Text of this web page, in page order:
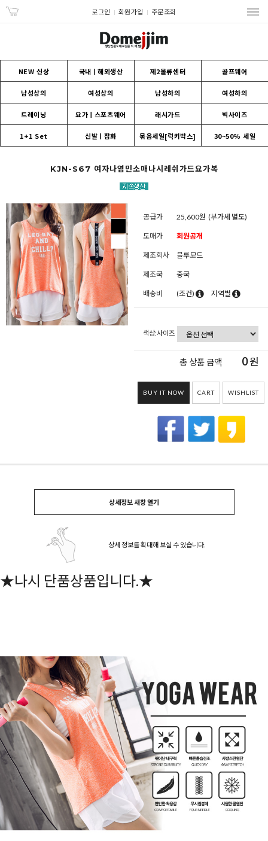
로그인 회원가입 주문조회
NEW 신상 국내ㅣ해외생산 제2물류센터 골프웨어
남성상의 여성상의 남성하의 여성하의
트레이닝 요가ㅣ스포츠웨어 래시가드 빅사이즈
1+1 Set 신발ㅣ잡화 묶음세일[럭키박스] 30~50% 세일
KJN-S67 여자나염민소매나시레쉬가드요가복
공급가 25,600원 (부가세 별도)
도매가 회원공개
제조회사 블루모드
제조국 중국
배송비 (조건) 지역별
색상:사이즈
총 상품 금액 0원
BUY IT NOW CART WISHLIST
상세정보 새창 열기
상세 정보를 확대해 보실 수 있습니다.
★나시 단품상품입니다.★